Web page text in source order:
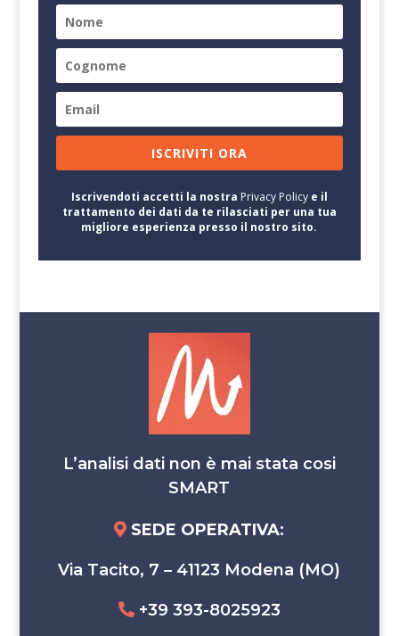
ISCRIVITI ORA
Iscrivendoti accetti la nostra Privacy Policye il
trattamento dei dati da te rilasciati per una tua
migliore esperienza presso il nostro sito.
L’analisi dati non è mai stata cosi
SMART
SEDE OPERATIVA:
Via Tacito, 7 – 41123 Modena (MO)
+39 393-8025923